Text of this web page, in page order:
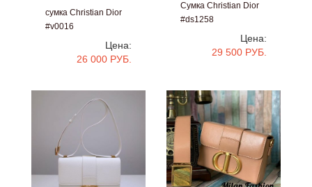
сумка Christian Dior
#v0016
Цена:
26 000 РУБ.
Сумка Christian Dior
#ds1258
Цена:
29 500 РУБ.